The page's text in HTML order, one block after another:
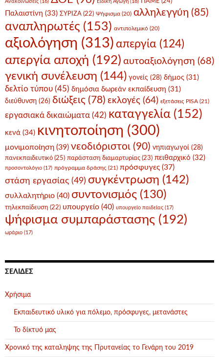
Ανακοινώσεις (16) Ειδική Αγωγή (18)
Παλαιστίνη (33) ΣΥΡΙΖΑ (22) Ψήφισμα (20) αλληλεγγύη (85)
αναπληρωτές (153) αντιπολεμικό (20)
αξιολόγηση (313) απεργία (124)
απεργία αποχή (192) αυτοαξιολόγηση (68)
γενική συνέλευση (144) γονείς (28) δήμος (31)
δελτίο τύπου (45) δημόσια δωρεάν εκπαίδευση (31)
διεύθυνση (26) διώξεις (78) εκλογές (64) εξετάσεις PISA (21)
εργασιακά δικαιώματα (42) καταγγελία (152)
κενά (34) κινητοποίηση (300)
μονιμοποίηση (39) νεοδιόριστοι (90) νηπιαγωγοί (28)
πανεκπαιδευτικό (25) παράσταση διαμαρτυρίας (23) πειθαρχικό (32)
προσοντολόγιο (17) πρόγραμμα δράσης (21) πρόσφυγες (37)
στάση εργασίας (49) συγκέντρωση (142)
συλλαλητήριο (40) συντονισμός (130)
τηλεκπαίδευση (22) υπουργείο (40) υπουργείο παιδείας (17)
ψήφισμα συμπαράστασης (192)
ωράριο (17)
ΣΕΛΊΔΕΣ
Χρήσιμα
Εκπαιδευτικό υλικό για πόλεμο, πρόσφυγες, μετανάστες
Το δίκτυό μας
Χρονικό της καταληψης της Πρυτανείας το Γενάρη του 2019